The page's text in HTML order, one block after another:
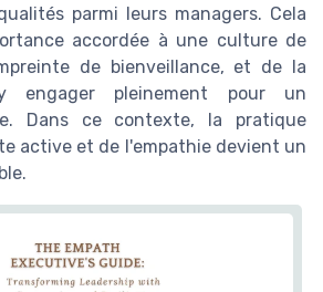
parmi leurs managers. Cela
accordée à une culture de
de bienveillance, et de la
engager pleinement pour un
Dans ce contexte, la pratique
active et de l'empathie devient un